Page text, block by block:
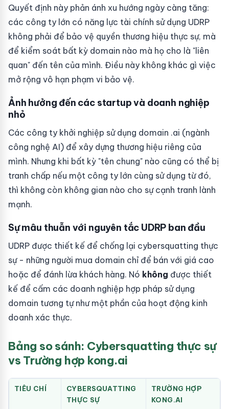
Quyết định này phản ánh xu hướng ngày càng tăng:
các công ty lớn có năng lực tài chính sử dụng UDRP
không phải để bảo vệ quyền thương hiệu thực sự, mà
để kiểm soát bất kỳ domain nào mà họ cho là "liên
quan" đến tên của mình. Điều này không khác gì việc
mở rộng vô hạn phạm vi bảo vệ.
Ảnh hưởng đến các startup và doanh nghiệp
nhỏ
Các công ty khởi nghiệp sử dụng domain .ai (ngành
công nghệ AI) để xây dựng thương hiệu riêng của
mình. Nhưng khi bất kỳ "tên chung" nào cũng có thể bị
tranh chấp nếu một công ty lớn cùng sử dụng từ đó,
thì không còn không gian nào cho sự cạnh tranh lành
mạnh.
Sự mâu thuẫn với nguyên tắc UDRP ban đầu
UDRP được thiết kế để chống lại cybersquatting thực
sự - những người mua domain chỉ để bán với giá cao
hoặc để đánh lừa khách hàng. Nó không được thiết
kế để cấm các doanh nghiệp hợp pháp sử dụng
domain tương tự như một phần của hoạt động kinh
doanh xác thực.
Bảng so sánh: Cybersquatting thực sự
vs Trường hợp kong.ai
TIÊU CHÍ
CYBERSQUATTING
THỰC SỰ
TRƯỜNG HỢP
KONG.AI